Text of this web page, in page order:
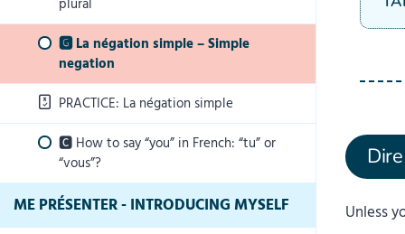
PRACTICE: Comment ça va ?
🅲 Les symboles de la France – The
symbols of France
🅶 La négation simple – Simple
negation
PRACTICE: La négation simple
🅲 How to say “you” in French: “tu” or
“vous”?
ME PRÉSENTER - INTRODUCING MYSELF Unless